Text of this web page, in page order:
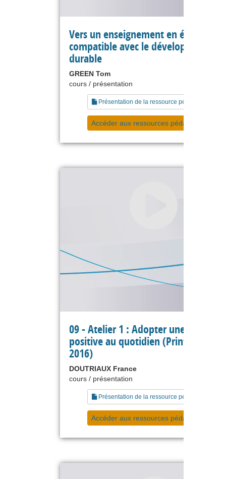
Vers un enseignement en économie
compatible avec le développement
durable
GREEN Tom
cours / présentation
Présentation de la ressource pédagogique
Accéder aux ressources pédagogiques
09 - Atelier 1 : Adopter une attitude
positive au quotidien (Printemps
2016)
DOUTRIAUX France
cours / présentation
Présentation de la ressource pédagogique
Accéder aux ressources pédagogiques